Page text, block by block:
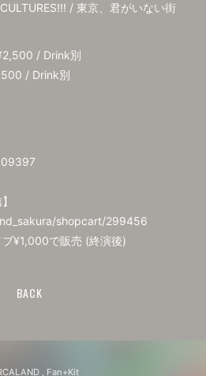
/ 東京、君がいない街
/ Drink別
/ Drink別
shopcart/299456
¥1,000で販売 (終演後)
BACK
, Fan+Kit